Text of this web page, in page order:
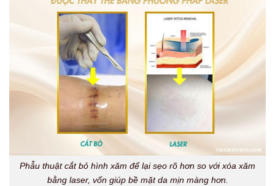
Phẫu thuật cắt bỏ hình xăm để lại sẹo rõ hơn so với xóa xăm
bằng laser, vốn giúp bề mặt da mịn màng hơn.